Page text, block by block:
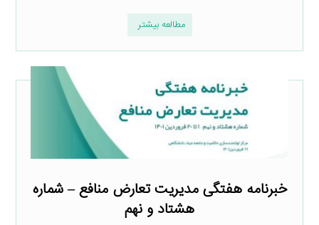
مطالعه بیشتر
خبرنامه هفتگی مدیریت تعارض منافع – شماره
هشتاد و نهم